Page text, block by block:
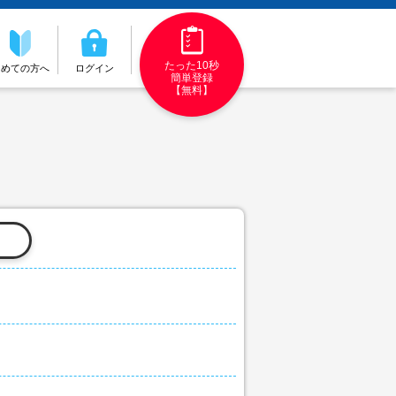
ての方へ ログイン
たった10秒
簡単登録
【無料】